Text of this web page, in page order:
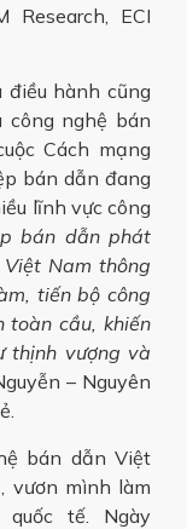
Research, ECI
điều hành cũng
nghệ bán
Cách mạng
bán dẫn đang
lĩnh vực công
bán dẫn phát
Nam thông
tiến bộ công
toàn cầu, khiến
thịnh vượng và
– Nguyên
bán dẫn Việt
vươn mình làm
tế. Ngày